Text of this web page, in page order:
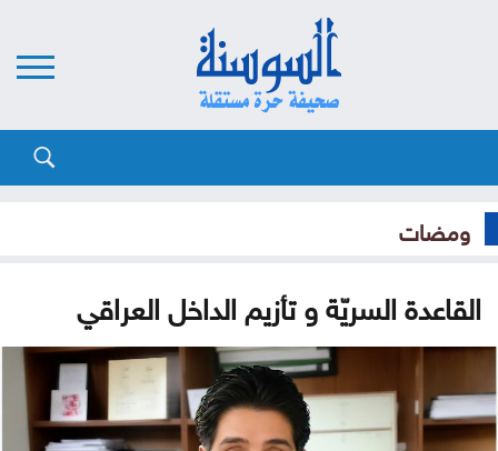
ومضات
القاعدة السريّة و تأزيم الداخل العراقي